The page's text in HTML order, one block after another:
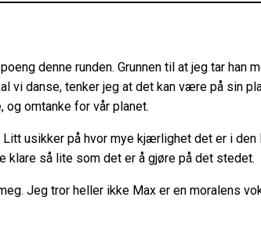
denne runden. Grunnen til at jeg tar han
vi danse, tenker jeg at det kan være på sin
omtanke for vår planet.
usikker på hvor mye kjærlighet det er i
så lite som det er å gjøre på det stedet.
Jeg tror heller ikke Max er en moralens